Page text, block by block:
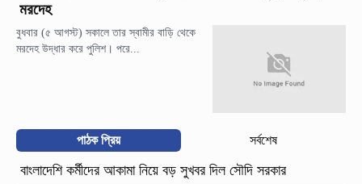
মরদেহ
বুধবার (৫ আগস্ট) সকালে তার স্বামীর বাড়ি থেকে
মরদেহ উদ্ধার করে পুলিশ। পরে...
পাঠক প্রিয় সর্বশেষ
বাংলাদেশি কর্মীদের আকামা নিয়ে বড় সুখবর দিল সৌদি সরকার